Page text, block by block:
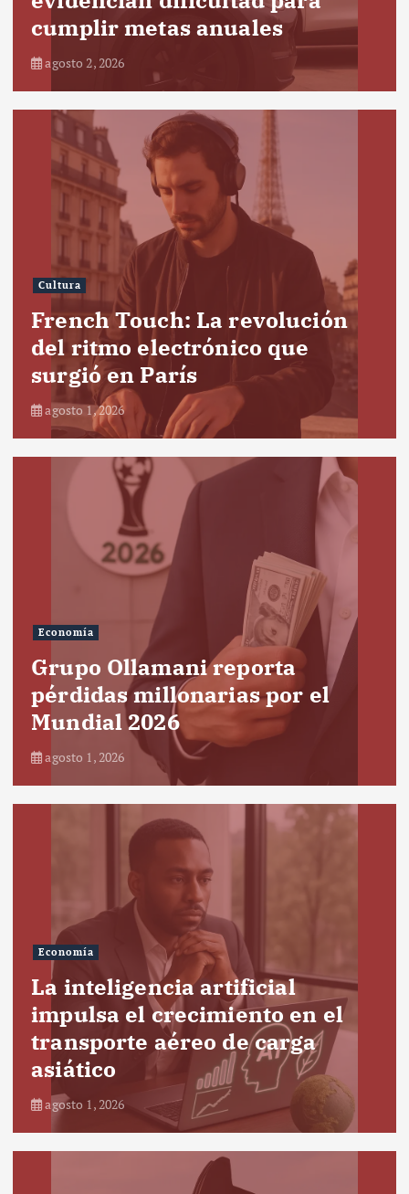
cumplir metas anuales
agosto 2, 2026
Cultura
French Touch: La revolución
del ritmo electrónico que
surgió en París
agosto 1, 2026
Economía
Grupo Ollamani reporta
pérdidas millonarias por el
Mundial 2026
agosto 1, 2026
Economía
La inteligencia artificial
impulsa el crecimiento en el
transporte aéreo de carga
asiático
agosto 1, 2026